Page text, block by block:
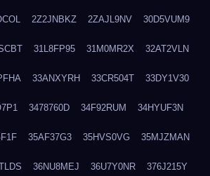
2Z2JNBKZ 2ZAJL9NV 30D5VUM9
31L8FP95 31M0MR2X 32AT2VLN
33ANXYRH 33CR504T 33DY1V30
3478760D 34F92RUM 34HYUF3N
35AF37G3 35HVS0VG 35MJZMAN
36NU8MEJ 36U7Y0NR 376J215Y